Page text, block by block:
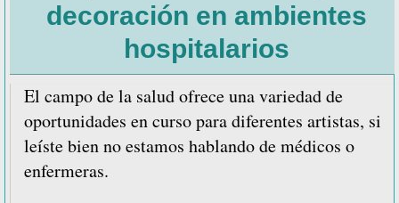
decoración en ambientes
hospitalarios
El campo de la salud ofrece una variedad de
oportunidades en curso para diferentes artistas, si
leíste bien no estamos hablando de médicos o
enfermeras.